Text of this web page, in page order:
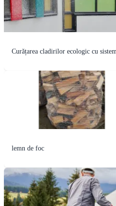
Curățarea cladirilor ecologic cu
lemn de foc